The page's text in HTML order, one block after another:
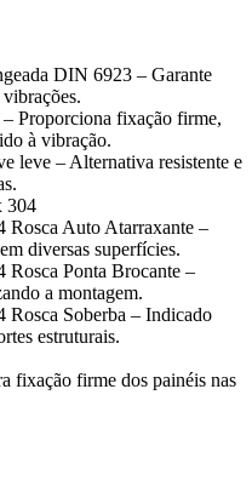
DIN 6923 – Garante
– Proporciona fixação firme,
à vibração.
leve – Alternativa resistente e
304
Rosca Auto Atarraxante –
diversas superfícies.
Rosca Ponta Brocante –
a montagem.
Soberba – Indicado
estruturais.
fixação firme dos painéis nas